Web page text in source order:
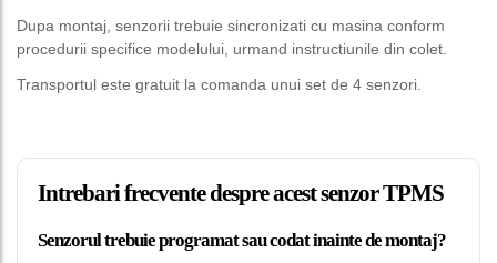
Dupa montaj, senzorii trebuie sincronizati cu masina conform
procedurii specifice modelului, urmand instructiunile din colet.
Transportul este gratuit la comanda unui set de 4 senzori.
Intrebari frecvente despre acest senzor TPMS
Senzorul trebuie programat sau codat inainte de montaj?